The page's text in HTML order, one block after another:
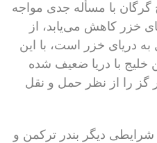
با مسأله جدی مواجه
خزر کاهش می‌یابد، از
دریای خزر است، با این
با دریا ضعیف شده
گز را از نظر حمل و نقل
شرایطی دیگر بندر ترکمن و